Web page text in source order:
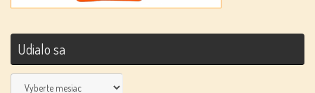
Udialo sa
Udialo